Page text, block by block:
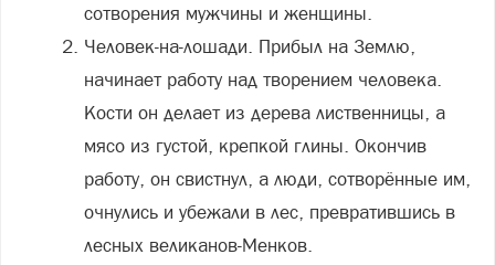
сотворения мужчины и женщины.
Человек-на-лошади. Прибыл на Землю,
начинает работу над творением человека.
Кости он делает из дерева лиственницы, а
мясо из густой, крепкой глины. Окончив
работу, он свистнул, а люди, сотворённые им,
очнулись и убежали в лес, превратившись в
лесных великанов-Менков.